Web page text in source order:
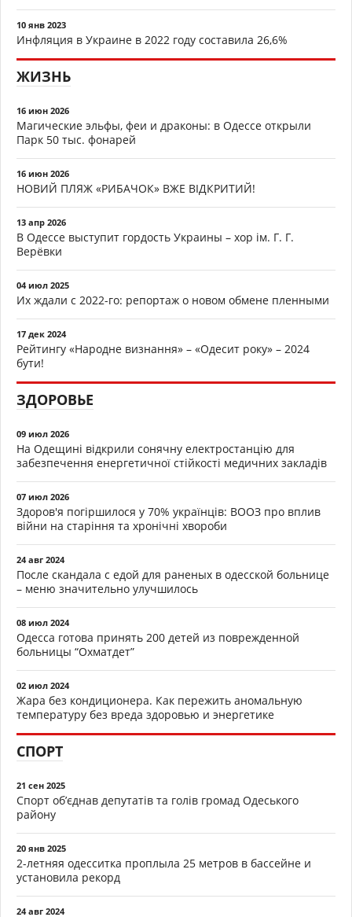
10 янв 2023
Инфляция в Украине в 2022 году составила 26,6%
ЖИЗНЬ
16 июн 2026
Магические эльфы, феи и драконы: в Одессе открыли
Парк 50 тыс. фонарей
16 июн 2026
НОВИЙ ПЛЯЖ «РИБАЧОК» ВЖЕ ВІДКРИТИЙ!
13 апр 2026
В Одессе выступит гордость Украины – хор ім. Г. Г.
Верёвки
04 июл 2025
Их ждали с 2022-го: репортаж о новом обмене пленными
17 дек 2024
Рейтингу «Народне визнання» – «Одесит року» – 2024
бути!
ЗДОРОВЬЕ
09 июл 2026
На Одещині відкрили сонячну електростанцію для
забезпечення енергетичної стійкості медичних закладів
07 июл 2026
Здоров'я погіршилося у 70% українців: ВООЗ про вплив
війни на старіння та хронічні хвороби
24 авг 2024
После скандала с едой для раненых в одесской больнице
– меню значительно улучшилось
08 июл 2024
Одесса готова принять 200 детей из поврежденной
больницы “Охматдет”
02 июл 2024
Жара без кондиционера. Как пережить аномальную
температуру без вреда здоровью и энергетике
СПОРТ
21 сен 2025
Спорт об’єднав депутатів та голів громад Одеського
району
20 янв 2025
2-летняя одесситка проплыла 25 метров в бассейне и
установила рекорд
24 авг 2024